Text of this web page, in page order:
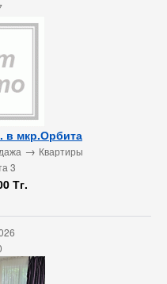
в мкр.Орбита
→ Квартиры
3
Тг.